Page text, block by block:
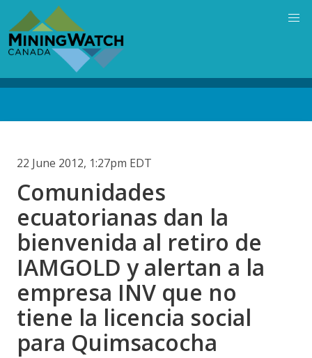
main
content
22 June 2012, 1:27pm EDT
Comunidades
ecuatorianas dan la
bienvenida al retiro de
IAMGOLD y alertan a la
empresa INV que no
tiene la licencia social
para Quimsacocha